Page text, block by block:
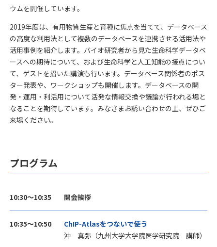
ウムを開催しています。
2019年度は、有用物質生産と育種に焦点を当てて、データベース
の高度な利用法として複数のデータベースを連携させる活用法や
活用事例を紹介します。バイオ研究者から見た生命科学データベ
ースへの期待について、および生命科学と人工知能の接点につい
て、ゲストを招いた講演も行います。データベース関係者のポス
ター発表や、ワークショップも開催します。データベースの開
発・運用・利活用について活発な情報交換や議論が行われる場と
なることを期待しています。みなさまお誘い合わせの上、ぜひご
来場ください。
プログラム
10:30～10:35 開会挨拶
10:35～10:50
ChIP-Atlasをつないで使う
沖 真弥（九州大学大学院医学研究院 講師）